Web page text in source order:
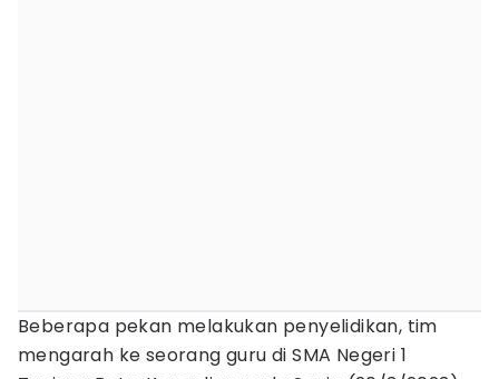
Beberapa pekan melakukan penyelidikan, tim
mengarah ke seorang guru di SMA Negeri 1